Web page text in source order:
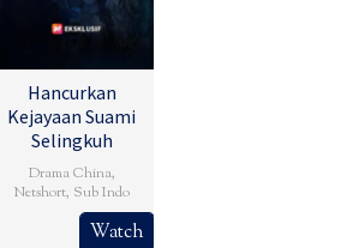
Hancurkan
Kejayaan Suami
Selingkuh
Drama China,
Netshort, Sub Indo
Watch